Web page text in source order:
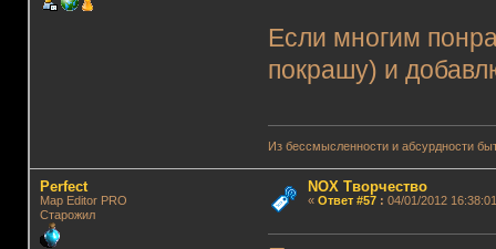
Если многим
покрашу) и
Из бессмысленности и абсурдности
Perfect
Map Editor PRO
Старожил
NOX Творчество
« Ответ #57: 04/01/2012